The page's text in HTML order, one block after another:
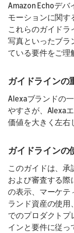
Amazon Echoデ
モーションに関す
これらのガイドラ
写真といったブラ
ている要件をご理
ガイドラインの
Alexaブランドの
やすさが、Alexa
価値を大きく左右
ガイドラインの
このガイドは、
および審査する際
の表示、マーケテ
ランド資産の使用
でのプロダクトプ
インと要件に従っ